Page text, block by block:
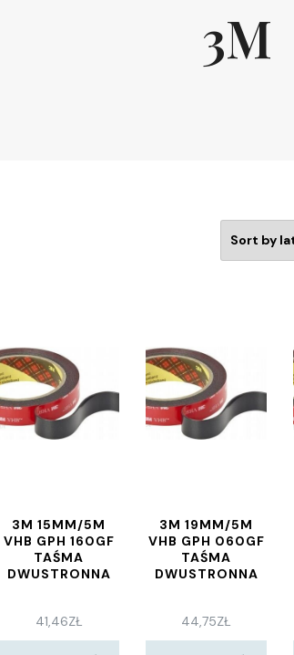
3M
3M 15MM/5M
VHB GPH 160GF
TAŚMA
DWUSTRONNA
41,46ZŁ
3M 19MM/5M
VHB GPH 060GF
TAŚMA
DWUSTRONNA
44,75ZŁ